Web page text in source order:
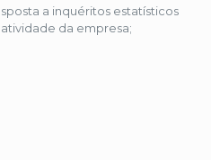
a inquéritos estatísticos
da empresa;